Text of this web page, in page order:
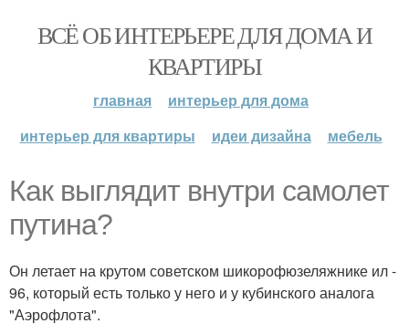
ВСЁ ОБ ИНТЕРЬЕРЕ ДЛЯ ДОМА И
КВАРТИРЫ
главная
интерьер для дома
интерьер для квартиры
идеи дизайна мебель
Как выглядит внутри самолет
путина?
Он летает на крутом советском шикорофюзеляжнике ил -
96, который есть только у него и у кубинского аналога
"Аэрофлота".